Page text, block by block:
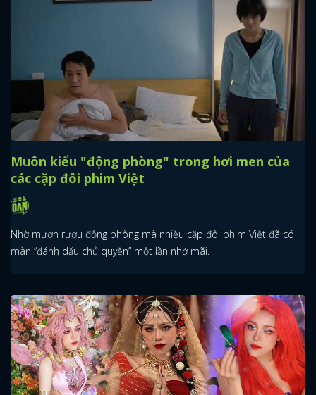
Muôn kiểu "động phòng" trong hơi men của
các cặp đôi phim Việt
Nhờ mượn rượu động phòng mà nhiều cặp đôi phim Việt đã có
màn “đánh dấu chủ quyền” một lần nhớ mãi.